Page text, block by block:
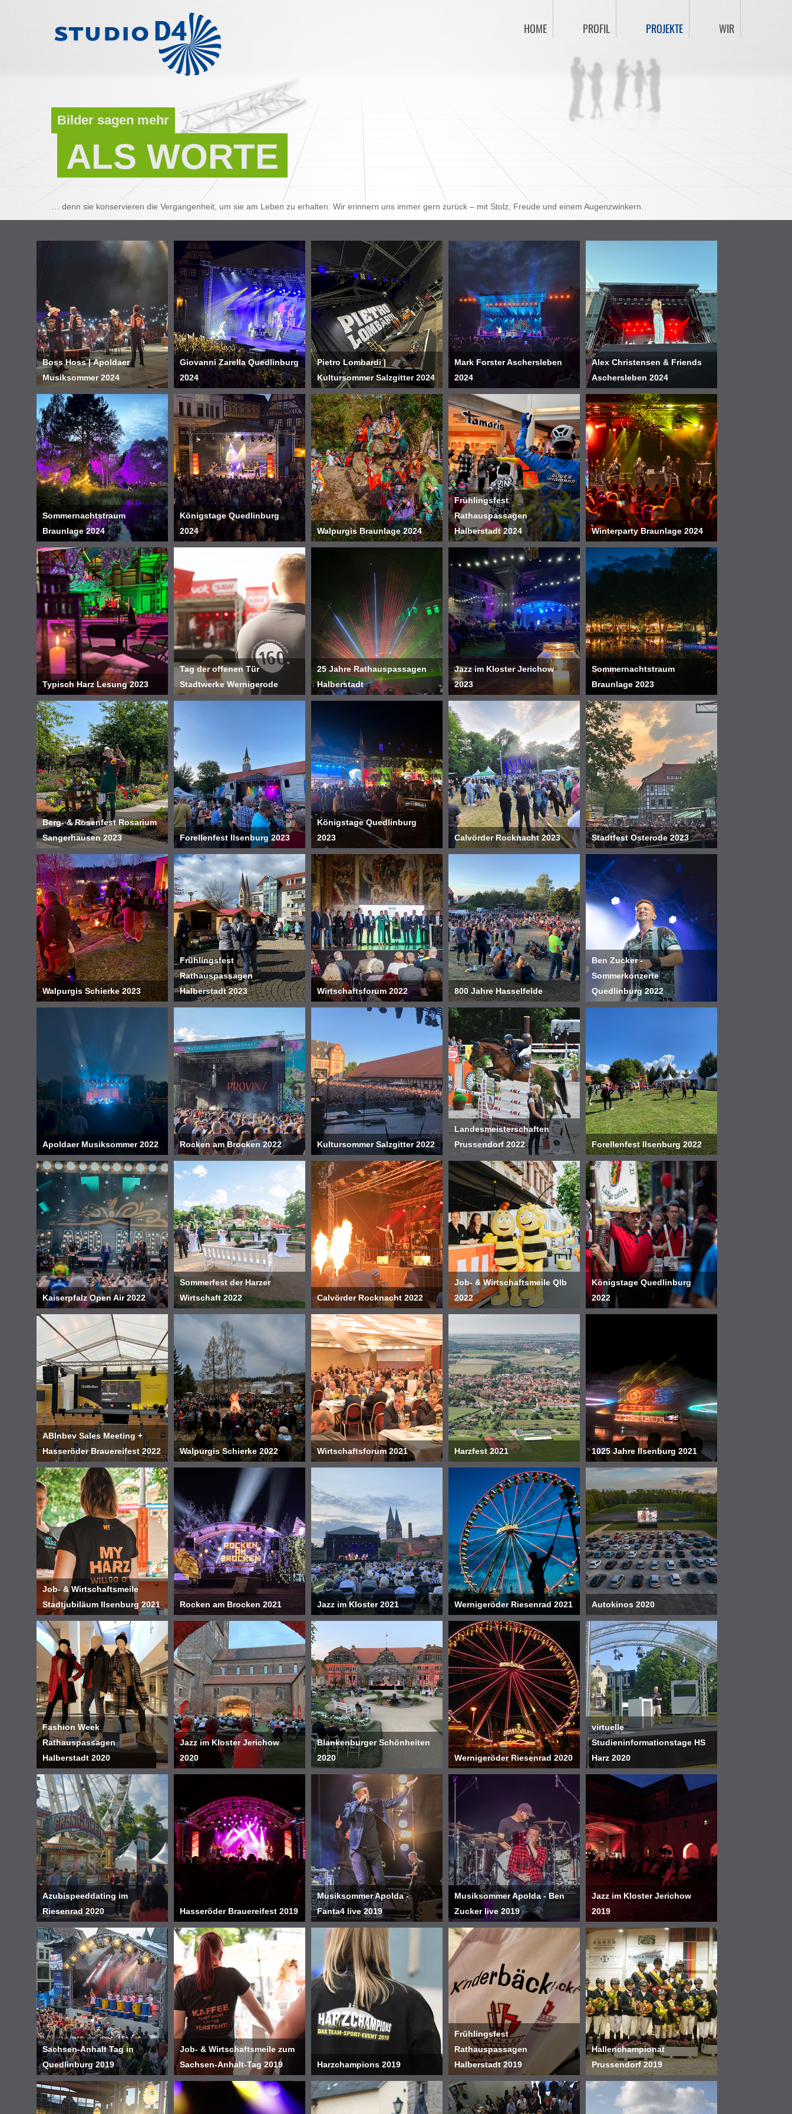
HOME PROFIL PROJEKTE WIR
Bilder sagen mehr
ALS WORTE
… denn sie konservieren die Vergangenheit, um sie am Leben zu erhalten. Wir erinnern uns immer gern zurück – mit Stolz, Freude und einem Augenzwinkern.
Boss Hoss | Apoldaer
Musiksommer 2024
Giovanni Zarella Quedlinburg
2024
Pietro Lombardi |
Kultursommer Salzgitter 2024
Mark Forster Aschersleben
2024
Alex Christensen & Friends
Aschersleben 2024
Sommernachtstraum
Braunlage 2024
Königstage Quedlinburg
2024
Walpurgis Braunlage 2024
Frühlingsfest
Rathauspassagen
Halberstadt 2024
Winterparty Braunlage 2024
Typisch Harz Lesung 2023
Tag der offenen Tür
Stadtwerke Wernigerode
25 Jahre Rathauspassagen
Halberstadt
Jazz im Kloster Jerichow
2023
Sommernachtstraum
Braunlage 2023
Berg- & Rosenfest Rosarium
Sangerhausen 2023
Forellenfest Ilsenburg 2023
Königstage Quedlinburg
2023
Calvörder Rocknacht 2023 Stadtfest Osterode 2023
Walpurgis Schierke 2023
Frühlingsfest
Rathauspassagen
Halberstadt 2023
Wirtschaftsforum 2022 800 Jahre Hasselfelde
Ben Zucker -
Sommerkonzerte
Quedlinburg 2022
Apoldaer Musiksommer 2022 Rocken am Brocken 2022 Kultursommer Salzgitter 2022
Landesmeisterschaften
Prussendorf 2022
Forellenfest Ilsenburg 2022
Kaiserpfalz Open Air 2022
Sommerfest der Harzer
Wirtschaft 2022
Calvörder Rocknacht 2022
Job- & Wirtschaftsmeile Qlb
2022
Königstage Quedlinburg
2022
ABInbev Sales Meeting +
Hasseröder Brauereifest 2022
Walpurgis Schierke 2022 Wirtschaftsforum 2021 Harzfest 2021 1025 Jahre Ilsenburg 2021
Job- & Wirtschaftsmeile
Stadtjubiläum Ilsenburg 2021
Rocken am Brocken 2021 Jazz im Kloster 2021 Wernigeröder Riesenrad 2021 Autokinos 2020
Fashion Week
Rathauspassagen
Halberstadt 2020
Jazz im Kloster Jerichow
2020
Blankenburger Schönheiten
2020
Wernigeröder Riesenrad 2020
virtuelle
Studieninformationstage HS
Harz 2020
Azubispeeddating im
Riesenrad 2020
Hasseröder Brauereifest 2019
Musiksommer Apolda -
Fanta4 live 2019
Musiksommer Apolda - Ben
Zucker live 2019
Jazz im Kloster Jerichow
2019
Sachsen-Anhalt Tag in
Quedlinburg 2019
Job- & Wirtschaftsmeile zum
Sachsen-Anhalt-Tag 2019
Harzchampions 2019
Frühlingsfest
Rathauspassagen
Halberstadt 2019
Hallenchampionat
Prussendorf 2019